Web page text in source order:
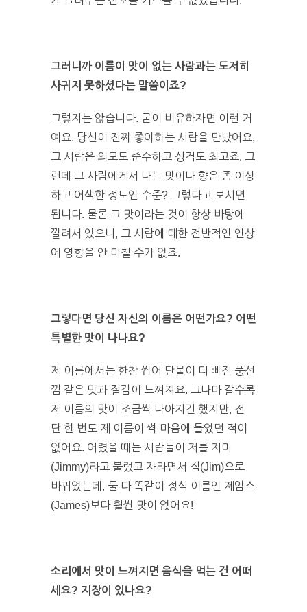
그러니까 이름이 맛이 없는 사람과는 도저히
사귀지 못하셨다는 말씀이죠?
그렇지는 않습니다. 굳이 비유하자면 이런 거
예요. 당신이 진짜 좋아하는 사람을 만났어요,
그 사람은 외모도 준수하고 성격도 최고죠. 그
런데 그 사람에게서 나는 맛이나 향은 좀 이상
하고 어색한 정도인 수준? 그렇다고 보시면
됩니다. 물론 그 맛이라는 것이 항상 바탕에
깔려서 있으니, 그 사람에 대한 전반적인 인상
에 영향을 안 미칠 수가 없죠.
그렇다면 당신 자신의 이름은 어떤가요? 어떤
특별한 맛이 나나요?
제 이름에서는 한참 씹어 단물이 다 빠진 풍선
껌 같은 맛과 질감이 느껴져요. 그나마 갈수록
제 이름의 맛이 조금씩 나아지긴 했지만, 전
단 한 번도 제 이름이 썩 마음에 들었던 적이
없어요. 어렸을 때는 사람들이 저를 지미
(Jimmy)라고 불렀고 자라면서 짐(Jim)으로
바뀌었는데, 둘 다 똑같이 정식 이름인 제임스
(James)보다 훨씬 맛이 없어요!
소리에서 맛이 느껴지면 음식을 먹는 건 어떠
세요? 지장이 있나요?